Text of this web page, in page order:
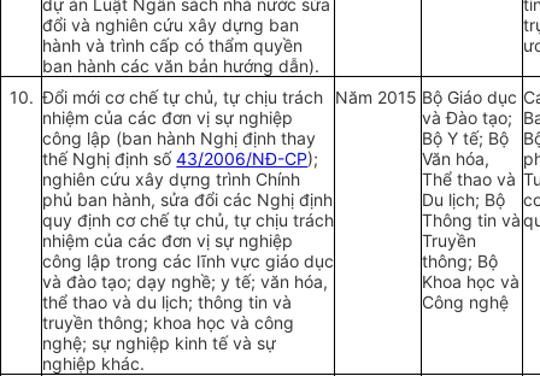
dự án Luật Ngân sách nhà nước sửa
đổi và nghiên cứu xây dựng ban
hành và trình cấp có thẩm quyền
ban hành các văn bản hướng dẫn).
10. Đổi mới cơ chế tự chủ, tự chịu trách
nhiệm của các đơn vị sự nghiệp
công lập (ban hành Nghị định thay
thế Nghị định số43/2006/NĐ-CP);
nghiên cứu xây dựng trình Chính
phủ ban hành, sửa đổi các Nghị định
quy định cơ chế tự chủ, tự chịu trách
nhiệm của các đơn vị sự nghiệp
công lập trong các lĩnh vực giáo dục
và đào tạo; dạy nghề; y tế; văn hóa,
thể thao và du lịch; thông tin và
truyền thông; khoa học và công
nghệ; sự nghiệp kinh tế và sự
nghiệp khác.
Năm 2015 Bộ Giáo dục
và Đào tạo;
Bộ Y tế; Bộ
Văn hóa,
Thể thao và
Du lịch; Bộ
Thông tin và
Truyền
thông; Bộ
Khoa học và
Công nghệ